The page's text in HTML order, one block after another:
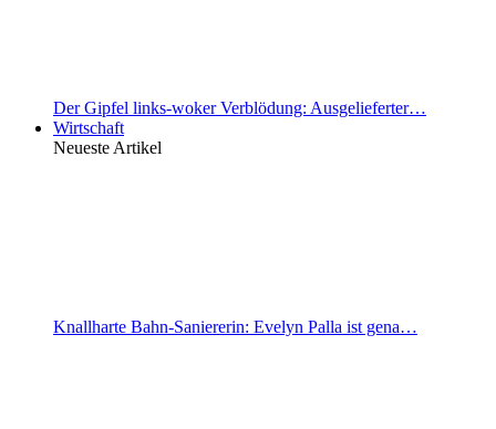
Der Gipfel links-woker Verblödung: Ausgelieferter…
Wirtschaft
Neueste Artikel
Knallharte Bahn-Saniererin: Evelyn Palla ist gena…